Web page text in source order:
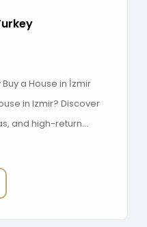
a House in İzmir
in Izmir? Discover
and high-return
Life by the Sea […]